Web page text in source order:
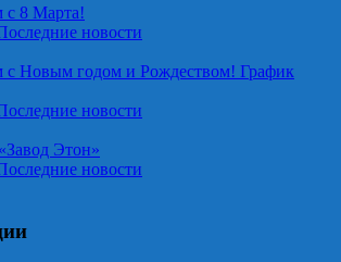
с 8 Марта!
новости
с Новым годом и Рождеством! График
новости
Этон»
новости